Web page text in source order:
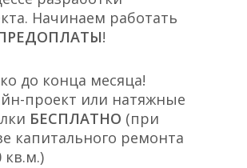
Начинаем работать
!
до конца месяца!
проект или натяжные
БЕСПЛАТНО (при
капитального ремонта
кв.м.)